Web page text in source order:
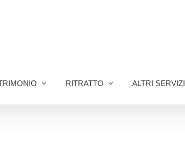
RITRATTO ALTRI SERVIZI